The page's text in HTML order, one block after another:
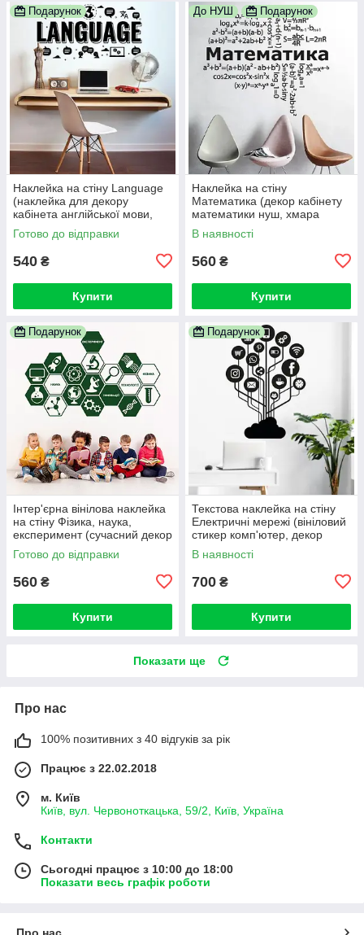
Подарунок
Наклейка на стіну Language
(наклейка для декору
кабінета англійської мови,
дизайн школи нуш, купити)
Готово до відправки
540 ₴
Купити
До НУШ Подарунок
Наклейка на стіну
Математика (декор кабінету
математики нуш, хмара
математичних формул)
В наявності
560 ₴
Купити
Подарунок
Інтер'єрна вінілова наклейка
на стіну Фізика, наука,
експеримент (сучасний декор
в кабінет фізики нуш)
Готово до відправки
560 ₴
Купити
Подарунок
Текстова наклейка на стіну
Електричні мережі (вініловий
стикер комп'ютер, декор
офісу)
В наявності
700 ₴
Купити
Показати ще
Про нас
100% позитивних з 40 відгуків за рік
Працює з 22.02.2018
м. Київ
Київ, вул. Червоноткацька, 59/2, Київ, Україна
Контакти
Сьогодні працює з 10:00 до 18:00
Показати весь графік роботи
Про нас